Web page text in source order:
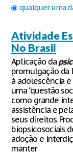
qualquer uma
Atividade
No Brasil
Aplicação da
promulgação da
à adolescência
uma “questão
como grande
assistência e
seus direitos.
biopsicosociais
adoção e
manter